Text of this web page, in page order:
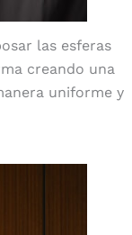
las esferas
creando una
uniforme y